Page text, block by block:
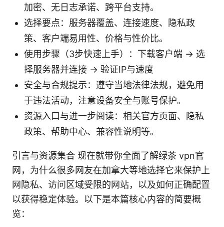
加密、无日志承诺、跨平台支持。
选择要点：服务器覆盖、连接速度、隐私政
策、客户端易用性、价格与性价比。
使用步骤（3步快速上手）：下载客户端 → 选
择服务器并连接 → 验证IP与速度
安全与合规提示：遵守当地法律法规，避免用
于违法活动，注意设备安全与账号保护。
资源入口与进一步阅读：相关官方页面、隐私
政策、帮助中心、兼容性说明等。
引言与资源集合 现在就带你全面了解绿茶 vpn官
网，为什么很多网友在加拿大等地选择它来保护上
网隐私、访问区域受限的网站，以及如何正确配置
以获得稳定体验。以下是本篇核心内容的简要概
览：